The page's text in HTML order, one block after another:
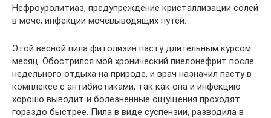
Нефроуролитиаз, предупреждение кристаллизации солей
в моче, инфекции мочевыводящих путей.
Этой весной пила фитолизин пасту длительным курсом
месяц. Обострился мой xронический пиелонефрит после
недельного отдыха на природе, и врач назначил пасту в
комплексе с антибиотиками, так как она и инфекцию
хорошо выводит и болезненные ощущения проходят
гораздо быстрее. Пила в виде суспензии, разводила в